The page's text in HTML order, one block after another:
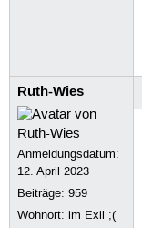
Ruth-Wies
Anmeldungsdatum:
12. April 2023
Beiträge:959
Wohnort: im Exil ;(